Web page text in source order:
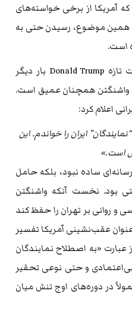
آمریکا از برخی خواسته‌های
موضوع، رسیدن حتی به
است.
در همین فضای پرتنش، اظهارات تازه Donald Trump بار دیگر
واشنگتن همچنان عمیق است.
اعلام کرد:
ایران را خواندم. این
است.»
ساده نبود، بلکه حامل
بود. نخست آنکه واشنگتن
روانی بر تهران را حفظ کند
عقب‌نشینی آمریکا تفسیر
عبارت «به اصطلاح نمایندگان
و حتی نوعی تحقیر
در دوره‌های اوج تنش میان